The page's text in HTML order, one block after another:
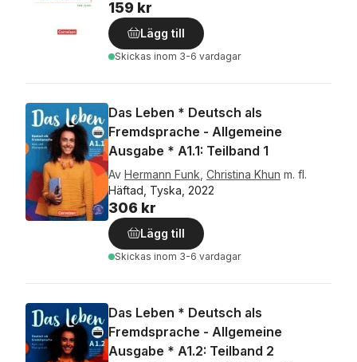
159 kr
Lägg till
Skickas inom 3-6 vardagar
Das Leben * Deutsch als
Fremdsprache - Allgemeine
Ausgabe * A1.1: Teilband 1
Av Hermann Funk Christina Khun m. fl.
Häftad, Tyska, 2022
306 kr
Lägg till
Skickas inom 3-6 vardagar
Das Leben * Deutsch als
Fremdsprache - Allgemeine
Ausgabe * A1.2: Teilband 2